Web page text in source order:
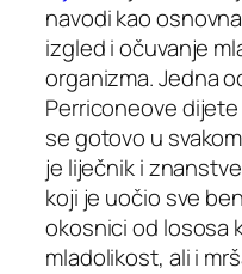
navodi kao
izgled i očuvanje
organizma. Jedna
Perriconeove
se gotovo u
je liječnik i
koji je uočio sve
okosnici od lososa
mladolikost, ali i